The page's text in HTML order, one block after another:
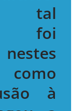
tal
foi
à